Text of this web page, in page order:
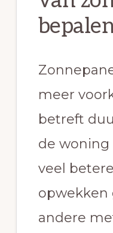
meer
betreft
de woning
veel
opwekken
andere